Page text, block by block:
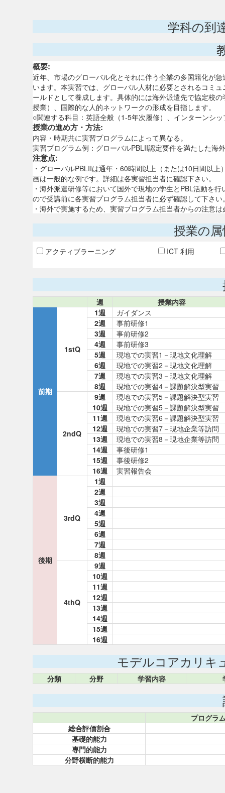
学科の到
概要:
近年、市場のグローバル化とそれに伴う企業の多国籍化が
います。本実習では、グローバル人材に必要とされるコミ
ールドとして養成します。具体的には海外派遣先で協定校
授業）、国際的な人的ネットワークの形成を目指します。
○関連する科目：英語全般（1-5年次履修）、インターンシ
授業の進め方・方法:
内容・時期共に実習プログラムによって異なる。
実習プログラム例：グローバルPBLII認定要件を満たした海
注意点:
・グローバルPBLIIは通年・60時間以上（または10日間以
画は一般的な例です。詳細は各実習担当者に確認下さい。
・海外派遣研修等において国外で現地の学生とPBL活動を
ので受講前に各実習プログラム担当者に必ず確認して下さい
・海外で実施するため、実習プログラム担当者からの注意
授業の
アクティブラーニング ICT 利用
週 授業内容
前期
1stQ
1週
ガイダンス
2週
事前研修1
3週
事前研修2
4週
事前研修3
5週
現地での実習1－現地文化理解
6週
現地での実習2－現地文化理解
7週
現地での実習3－現地文化理解
8週
現地での実習4－課題解決型実習
2ndQ
9週
現地での実習5－課題解決型実習
10週
現地での実習5－課題解決型実習
11週
現地での実習6－課題解決型実習
12週
現地での実習7－現地企業等訪問
13週
現地での実習8－現地企業等訪問
14週
事後研修1
15週
事後研修2
16週
実習報告会
後期
3rdQ
1週
2週
3週
4週
5週
6週
7週
8週
4thQ
9週
10週
11週
12週
13週
14週
15週
16週
モデルコアカリキ
分類 分野 学習内容
プログラ
総合評価割合
基礎的能力
専門的能力
分野横断的能力